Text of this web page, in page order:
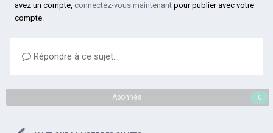
avez un compte, connectez-vous maintenant pour publier avec votre
compte.
Répondre à ce sujet…
Abonnés 0